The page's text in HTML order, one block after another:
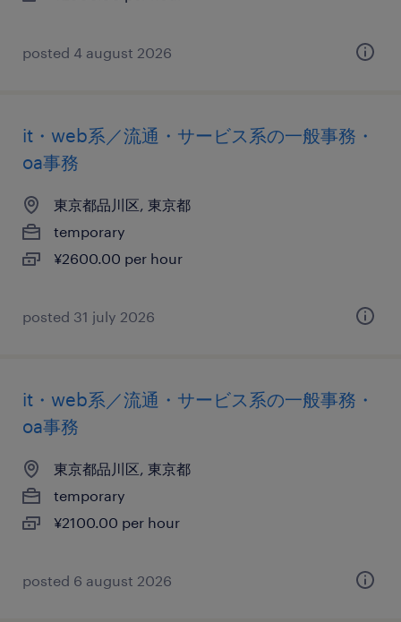
posted 4 august 2026
it・web系／流通・サービス系の一般事務・
oa事務
東京都品川区, 東京都
temporary
¥2600.00 per hour
posted 31 july 2026
it・web系／流通・サービス系の一般事務・
oa事務
東京都品川区, 東京都
temporary
¥2100.00 per hour
posted 6 august 2026